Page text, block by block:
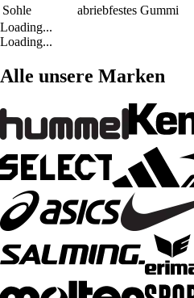
Sohle
abriebfestes Gummi
Loading...
Loading...
Alle unsere Marken